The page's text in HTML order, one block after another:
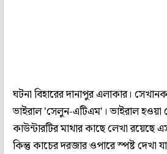
ঘটনা বিহারের দানাপুর এলাকার।
ভাইরাল 'সেলুন-এটিএম'। ভাইরাল হওয়া
কাউন্টারটির মাথার কাছে লেখা
কিন্তু কাচের দরজার ওপারে স্পষ্ট দেখা